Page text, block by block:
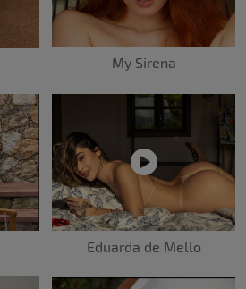
My Sirena
Eduarda de Mello